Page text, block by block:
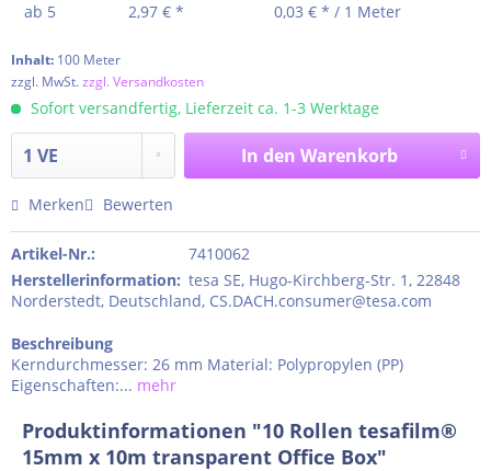
ab 5 2,97 € * 0,03 € * / 1 Meter
Inhalt: 100 Meter
zzgl. MwSt.zzgl. Versandkosten
Sofort versandfertig, Lieferzeit ca. 1-3 Werktage
In den Warenkorb
Merken Bewerten
Artikel-Nr.:
7410062
Herstellerinformation: tesa SE, Hugo-Kirchberg-Str. 1, 22848
Norderstedt, Deutschland, CS.DACH.consumer@tesa.com
Beschreibung
Kerndurchmesser: 26 mm Material: Polypropylen (PP)
Eigenschaften:... mehr
Produktinformationen "10 Rollen tesafilm®
15mm x 10m transparent Office Box"